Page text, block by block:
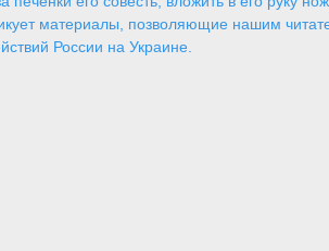
материалы, позволяющие нашим
России на Украине.